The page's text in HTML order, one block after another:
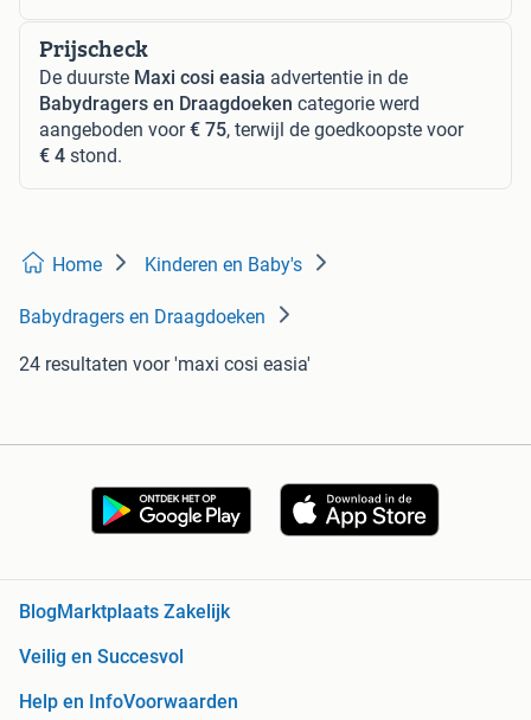
Prijscheck
De duurste Maxi cosi easia advertentie in de
Babydragers en Draagdoeken categorie werd
aangeboden voor€ 75, terwijl de goedkoopste voor
€ 4 stond.
Home Kinderen en Baby's
Babydragers en Draagdoeken
24 resultaten voor 'maxi cosi easia'
Blog Marktplaats Zakelijk
Veilig en Succesvol
Help en InfoVoorwaarden